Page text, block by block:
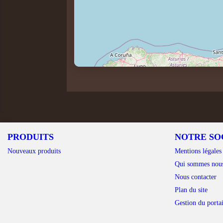
PRODUITS
Nouveaux produits
NOTRE
Mentions légales
Qui sommes
Nous contacter
Plan du site
Gestion du